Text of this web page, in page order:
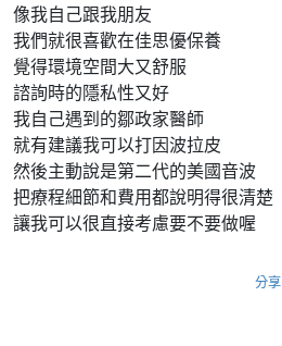
像我自己跟我朋友
我們就很喜歡在佳思優保養
覺得環境空間大又舒服
諮詢時的隱私性又好
我自己遇到的鄒政家醫師
就有建議我可以打因波拉皮
然後主動說是第二代的美國音波
把療程細節和費用都說明得很清楚
讓我可以很直接考慮要不要做喔
分享